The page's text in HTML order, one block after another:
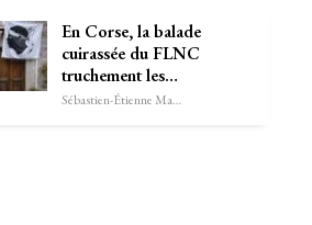
En Corse, la balade
cuirassée du FLNC
truchement les…
Sébastien-Étienne Marechal